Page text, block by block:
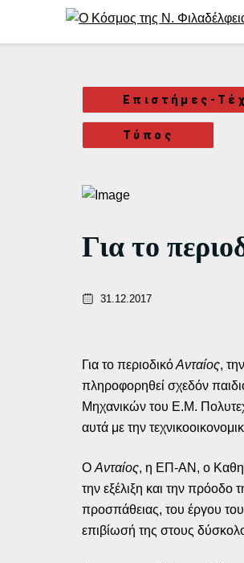
Επιστήμες-
Τύπος
Για το
31.12.2017
Για το περιοδικόΑνταίος,
πληροφορηθεί σχεδόν
Μηχανικών του Ε.Μ.
αυτά με την
Ο Ανταίος, η ΕΠ-ΑΝ, ο
την εξέλιξη και την πρόοδο
προσπάθειας, του έργου
επιβίωσή της στους